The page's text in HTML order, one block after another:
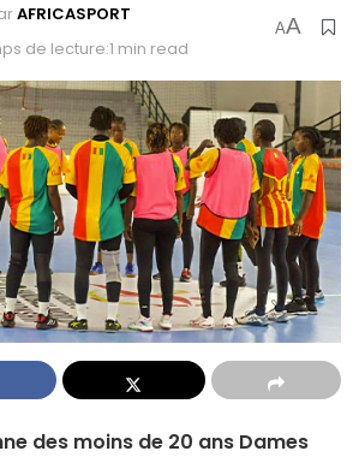
AFRICASPORT
de lecture:1 min read
AA
des moins de 20 ans Dames